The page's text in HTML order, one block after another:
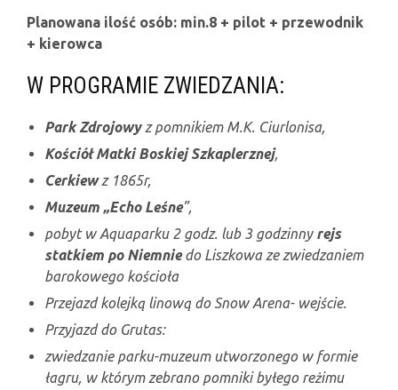
Planowana ilość osób: min.8 + pilot + przewodnik
+ kierowca
W PROGRAMIE ZWIEDZANIA:
Park Zdrojowyz pomnikiem M.K. Ciurlonisa,
Kościół Matki Boskiej Szkaplerznej,
Cerkiewz 1865r,
Muzeum „Echo Leśne”,
pobyt w Aquaparku 2 godz. lub 3 godzinny rejs
statkiem po Niemniedo Liszkowa ze zwiedzaniem
barokowego kościoła
Przejazd kolejką linową do Snow Arena- wejście.
Przyjazd do Grutas:
zwiedzanie parku-muzeum utworzonego w formie
łagru, w którym zebrano pomniki byłego reżimu